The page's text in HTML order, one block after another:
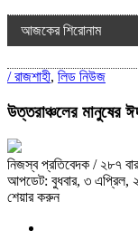
আজকের শিরোনাম
/রাজশাহী, লিড নিউজ
উত্তরাঞ্চলের মানুষের
নিজস্ব প্রতিবেদক / ২৮৭
আপডেট: বুধবার, ৩ এপ্রিল,
শেয়ার করুন